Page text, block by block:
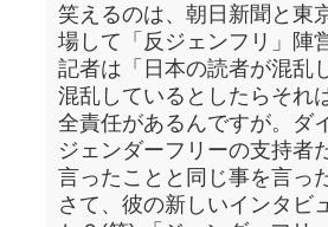
笑えるのは、朝日新聞と東
場して「反ジェンフリ」陣
記者は「日本の読者が混乱
混乱しているとしたらそれ
全責任があるんですが。ダ
ジェンダーフリーの支持者
言ったことと同じ事を言っ
さて、彼の新しいインタビ